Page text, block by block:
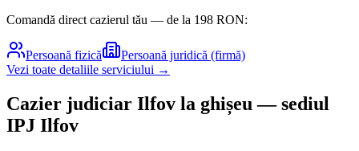
Comandă direct cazierul tău — de la 198 RON:
Persoană fizică
Persoană juridică (firmă)
Vezi toate detaliile serviciului →
Cazier judiciar Ilfov la ghișeu — sediul
IPJ Ilfov